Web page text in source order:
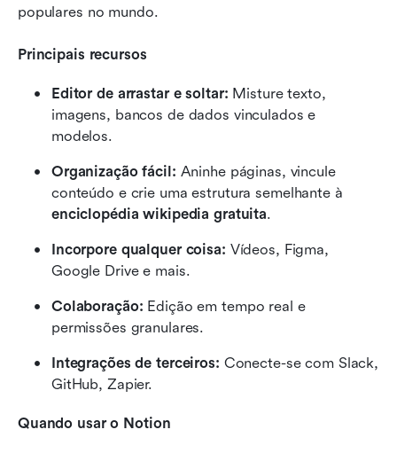
populares no mundo.
Principais recursos
Editor de arrastar e soltar: Misture texto,
imagens, bancos de dados vinculados e
modelos.
Organização fácil: Aninhe páginas, vincule
enciclopédia wikipedia gratuita.
Incorpore qualquer coisa: Vídeos, Figma,
Google Drive e mais.
Colaboração: Edição em tempo real e
permissões granulares.
Integrações de terceiros: Conecte-se com Slack,
GitHub, Zapier.
Quando usar o Notion